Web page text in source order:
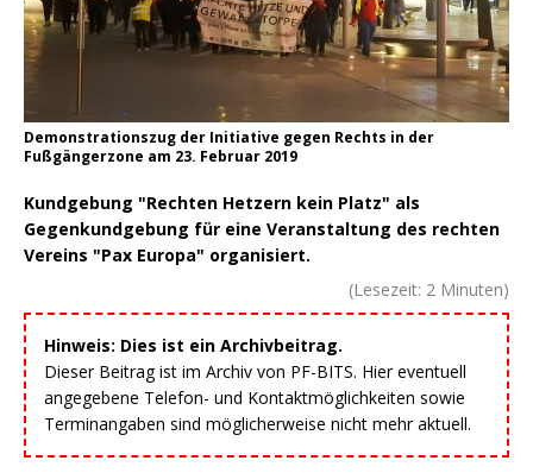
Demonstrationszug der Initiative gegen Rechts in der
Fußgängerzone am 23. Februar 2019
Kundgebung "Rechten Hetzern kein Platz" als
Gegenkundgebung für eine Veranstaltung des rechten
Vereins "Pax Europa" organisiert.
(Lesezeit: 2 Minuten)
Hinweis: Dies ist ein Archivbeitrag.
Dieser Beitrag ist im Archiv von PF-BITS. Hier eventuell
angegebene Telefon- und Kontaktmöglichkeiten sowie
Terminangaben sind möglicherweise nicht mehr aktuell.